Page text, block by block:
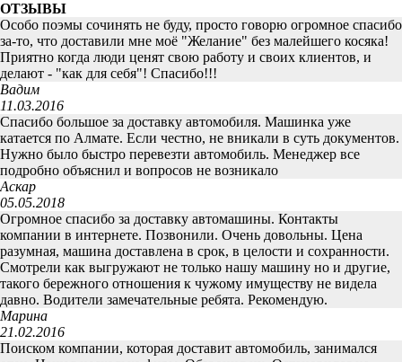
ОТЗЫВЫ
Особо поэмы сочинять не буду, просто говорю огромное спасибо
за-то, что доставили мне моё "Желание" без малейшего косяка!
Приятно когда люди ценят свою работу и своих клиентов, и
делают - "как для себя"! Спасибо!!!
Вадим
11.03.2016
Спасибо большое за доставку автомобиля. Машинка уже
катается по Алмате. Если честно, не вникали в суть документов.
Нужно было быстро перевезти автомобиль. Менеджер все
подробно объяснил и вопросов не возникало
Аскар
05.05.2018
Огромное спасибо за доставку автомашины. Контакты
компании в интернете. Позвонили. Очень довольны. Цена
разумная, машина доставлена в срок, в целости и сохранности.
Смотрели как выгружают не только нашу машину но и другие,
такого бережного отношения к чужому имуществу не видела
давно. Водители замечательные ребята. Рекомендую.
Марина
21.02.2016
Поиском компании, которая доставит автомобиль, занимался